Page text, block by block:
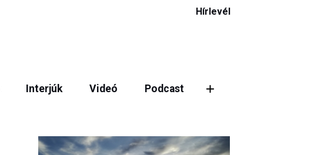
Hírlevél
Interjúk Videó Podcast